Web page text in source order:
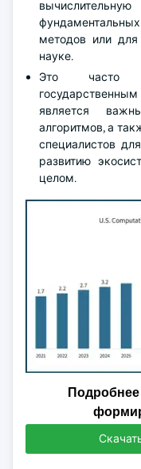
методов или
науке.
Это часто
является
алгоритмов, а
специалистов
развитию
целом.
Подробнее